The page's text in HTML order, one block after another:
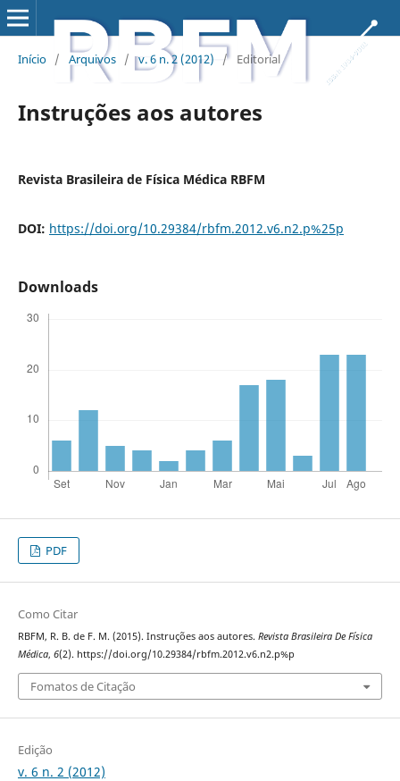
Início / Arquivos / v. 6 n. 2 (2012) / Editorial
Instruções aos autores
Revista Brasileira de Física Médica RBFM
DOI: https://doi.org/10.29384/rbfm.2012.v6.n2.p%25p
Downloads
PDF
Como Citar
RBFM, R. B. de F. M. (2015). Instruções aos autores. Revista Brasileira De Física
Médica, 6(2). https://doi.org/10.29384/rbfm.2012.v6.n2.p%p
Fomatos de Citação
Edição
v. 6 n. 2 (2012)